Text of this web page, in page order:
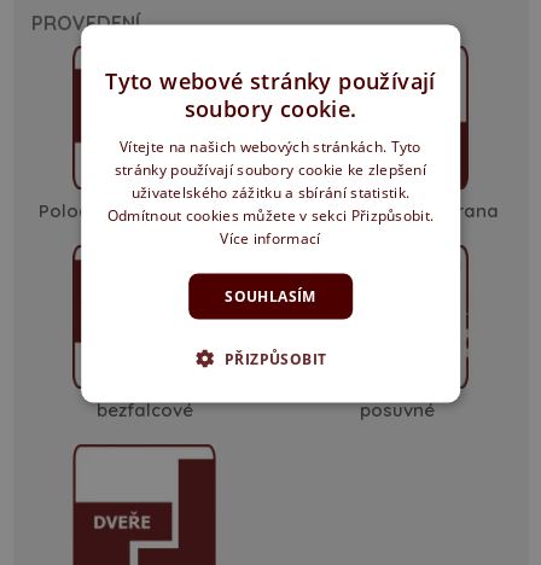
PROVEDENÍ
Polodrážka ostrá hrana Polodrážka oblá hrana
bezfalcové posuvné
Tyto webové stránky používají
soubory cookie.
Vítejte na našich webových stránkách. Tyto
stránky používají soubory cookie ke zlepšení
uživatelského zážitku a sbírání statistik.
Odmítnout cookies můžete v sekci Přizpůsobit.
Více informací
SOUHLASÍM
PŘIZPŮSOBIT